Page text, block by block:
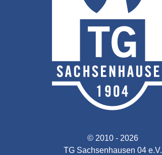
© 2010 - 2026
TG Sachsenhausen 04 e.V.